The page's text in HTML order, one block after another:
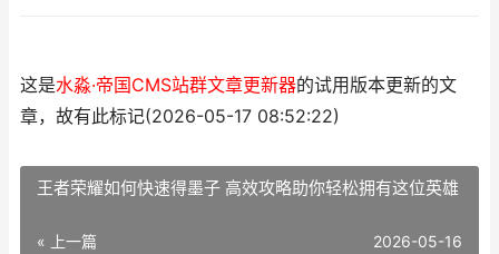
这是水淼·帝国CMS站群文章更新器的试用版本更新的文
章，故有此标记(2026-05-17 08:52:22)
王者荣耀如何快速得墨子 高效攻略助你轻松拥有这位英雄
« 上一篇 2026-05-16